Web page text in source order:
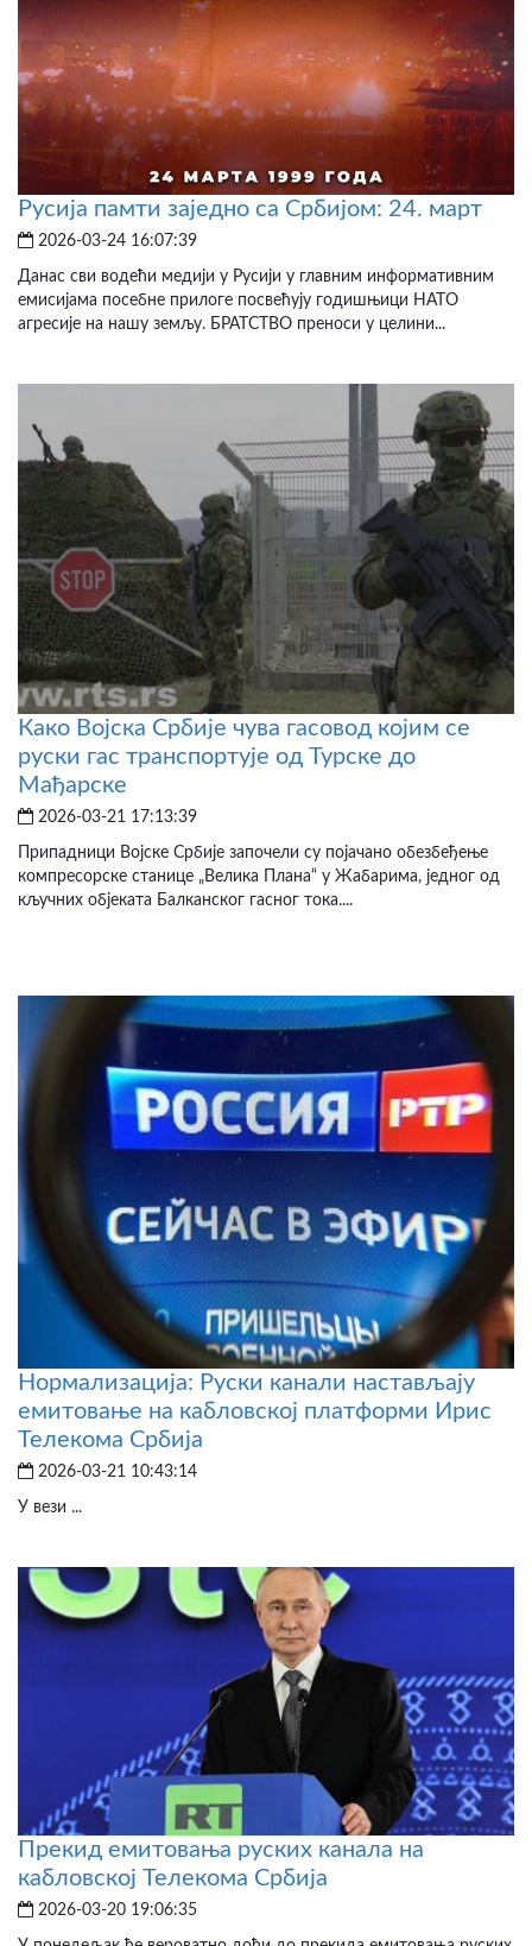
Русија памти заједно са Србијом: 24. март
2026-03-24 16:07:39
Данас сви водећи медији у Русији у главним информативним
емисијама посебне прилоге посвећују годишњици НАТО
агресије на нашу земљу. БРАТСТВО преноси у целини...
Како Војска Србије чува гасовод којим се
руски гас транспортује од Турске до
Мађарске
2026-03-21 17:13:39
Припадници Војске Србије започели су појачано обезбеђење
компресорске станице „Велика Плана“ у Жабарима, једног од
кључних објеката Балканског гасног тока....
Нормализација: Руски канали настављају
емитовање на кабловској платформи Ирис
Телекома Србија
2026-03-21 10:43:14
У вези ...
Прекид емитовања руских канала на
кабловској Телекома Србија
2026-03-20 19:06:35